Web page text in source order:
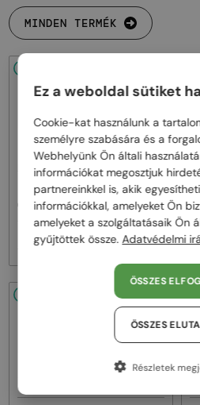
MINDEN TERMÉK
Gucci—Napszemüvegek
GG1620S - 002 - 52
66 000 Ft 82 000 Ft
Ez a weboldal sütiket
Cookie-kat használunk a
személyre szabására és a
Webhelyünk Ön általi
információkat megosztjuk
partnereinkkel is, akik
információkkal, amelyeket Ön
amelyeket a szolgáltatásaik Ön
gyűjtöttek össze.Adatvédelmi
ÖSSZES
ÖSSZES
Részletek